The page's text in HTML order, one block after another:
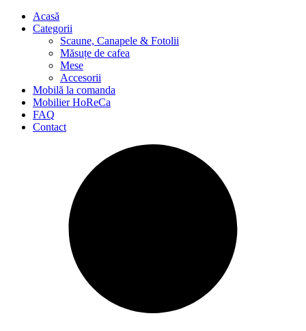
Acasă
Categorii
Scaune, Canapele & Fotolii
Măsuțe de cafea
Mese
Accesorii
Mobilă la comanda
Mobilier HoReCa
FAQ
Contact